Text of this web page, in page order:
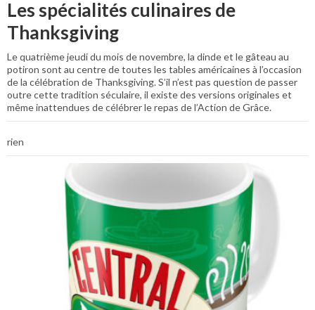
Les spécialités culinaires de
Thanksgiving
Le quatrième jeudi du mois de novembre, la dinde et le gâteau au
potiron sont au centre de toutes les tables américaines à l’occasion
de la célébration de Thanksgiving. S’il n’est pas question de passer
outre cette tradition séculaire, il existe des versions originales et
même inattendues de célébrer le repas de l’Action de Grâce.
rien